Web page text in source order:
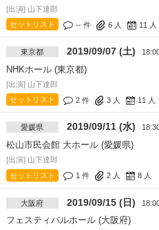
[出演] 山下達郎
セットリスト
-- 件 6人 11 人
東京都 2019/09/07 (土)
NHKホール (東京都)
[出演] 山下達郎
セットリスト
2 件 3人 11 人
愛媛県 2019/09/11 (水)
松山市民会館 大ホール (愛媛県)
[出演] 山下達郎
セットリスト
1 件 2人 8人
大阪府 2019/09/15 (日)
フェスティバルホール (大阪府)